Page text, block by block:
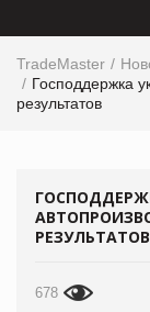
TradeMaster
Господдержка
результатов
РЕЗУЛЬТАТОВ
678